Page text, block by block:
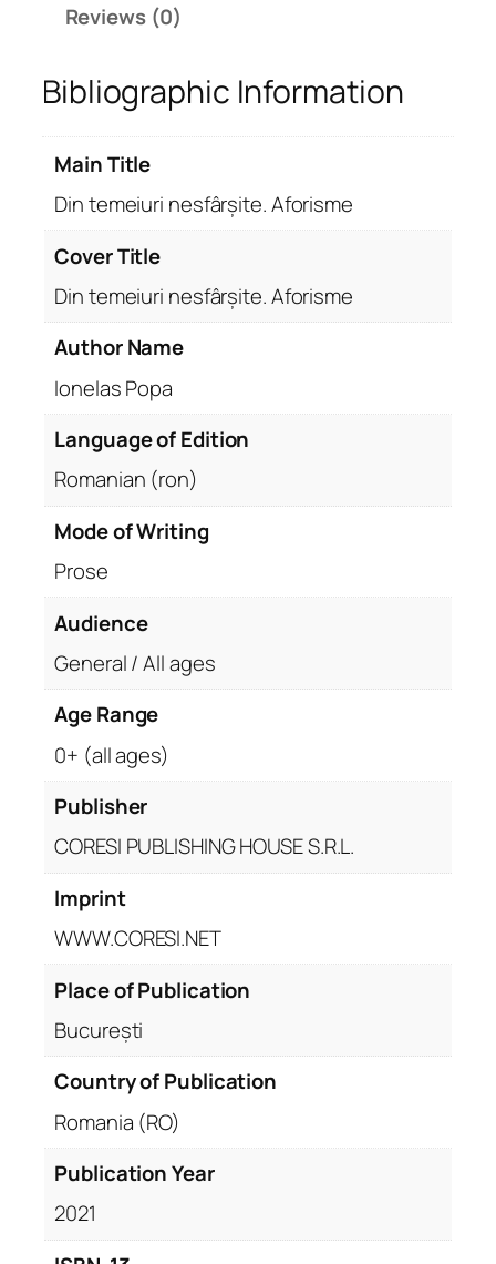
Reviews (0)
Bibliographic Information
Main Title
Din temeiuri nesfârșite. Aforisme
Cover Title
Din temeiuri nesfârșite. Aforisme
Author Name
Ionelas Popa
Language of Edition
Romanian (ron)
Mode of Writing
Prose
Audience
General / All ages
Age Range
0+ (all ages)
Publisher
CORESI PUBLISHING HOUSE S.R.L.
Imprint
WWW.CORESI.NET
Place of Publication
București
Country of Publication
Romania (RO)
Publication Year
2021